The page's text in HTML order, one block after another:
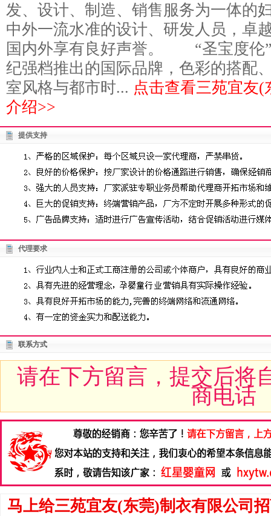
发、设计、制造、销售服务为一体的
中外一流水准的设计、研发人员，卓
国内外享有良好声誉。 “圣宝度伦”
纪强档推出的国际品牌，色彩的搭配
室风格与都市时... 点击查看三苑宜友
介绍>>
提供支持
代理要求
联系方式
请在下方留言，提交后将
商电话
马上给三苑宜友(东莞)制衣有限公司